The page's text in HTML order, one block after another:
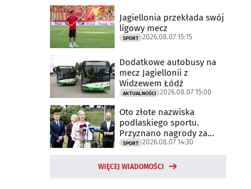
Jagiellonia przekłada swój
ligowy mecz
SPORT 2026.08.07 15:15
Dodatkowe autobusy na
mecz Jagiellonii z
Widzewem Łódź
AKTUALNOŚCI 2026.08.07 15:00
Oto złote nazwiska
podlaskiego sportu.
Przyznano nagrody za
2025 rok
SPORT 2026.08.07 14:30
WIĘCEJ WIADOMOŚCI